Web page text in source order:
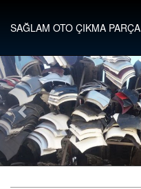
SAĞLAM OTO ÇIKMA PARÇA